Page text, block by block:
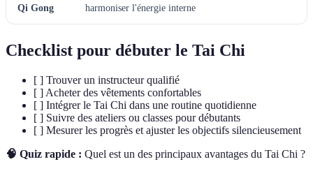
Qi Gong
harmoniser l'énergie interne
Checklist pour débuter le Tai Chi
[ ] Trouver un instructeur qualifié
[ ] Acheter des vêtements confortables
[ ] Intégrer le Tai Chi dans une routine quotidienne
[ ] Suivre des ateliers ou classes pour débutants
[ ] Mesurer les progrès et ajuster les objectifs silencieusement
🧠 Quiz rapide : Quel est un des principaux avantages du Tai Chi ?